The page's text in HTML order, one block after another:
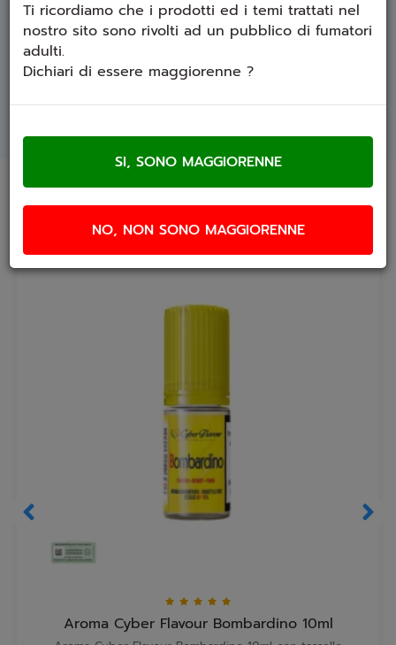
Attenzione:
è un aroma, va inserito in liquido base, non è
svapabile da solo.
Prodotti che ti potrebbero interessare
Aroma Cyber Flavour Bombardino 10ml
Ti ricordiamo che i prodotti ed i temi trattati nel
nostro sito sono rivolti ad un pubblico di fumatori
adulti.
Dichiari di essere maggiorenne ?
NO, NON SONO MAGGIORENNE